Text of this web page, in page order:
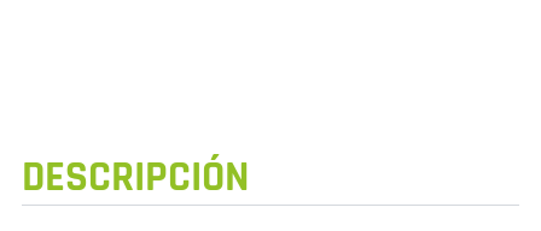
DESCRIPCIÓN